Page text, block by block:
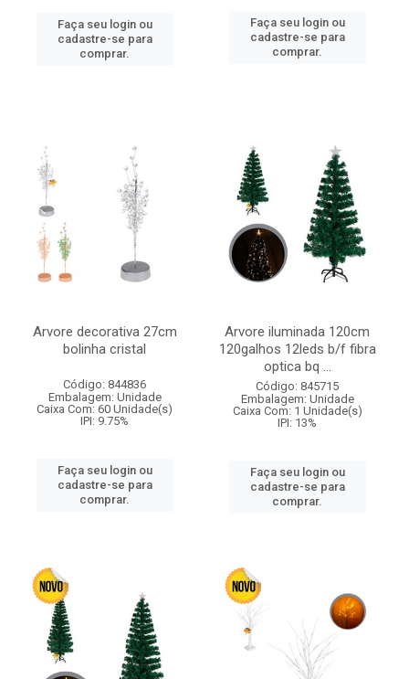
Faça seu login ou
cadastre-se para
comprar.
Faça seu login ou
cadastre-se para
comprar.
Arvore decorativa 27cm
bolinha cristal
Código: 844836
Embalagem: Unidade
Caixa Com: 60 Unidade(s)
IPI: 9.75%
Faça seu login ou
cadastre-se para
comprar.
Arvore iluminada 120cm
120galhos 12leds b/f fibra
optica bq ...
Código: 845715
Embalagem: Unidade
Caixa Com: 1 Unidade(s)
IPI: 13%
Faça seu login ou
cadastre-se para
comprar.